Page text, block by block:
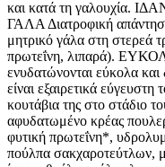
και κατά τη γαλουχία.
ΓΑΛΑ Διατροφική
μητρικό γάλα στη στερεά
πρωτεΐνη, λιπαρά).
ενυδατώνονται εύκολα
είναι εξαιρετικά
κουτάβια της στο στάδιο
αφυδατωμένο κρέας
φυτική πρωτεΐνη*,
πούλπα σακχαροτεύτλων,